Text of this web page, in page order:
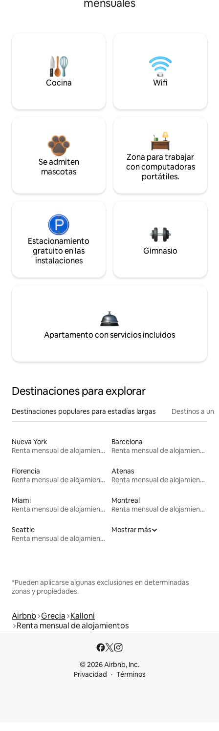
mensuales
Cocina Wifi
Se admiten
mascotas
Zona para trabajar
con computadoras
portátiles.
Estacionamiento
gratuito en las
instalaciones
Gimnasio
Apartamento con servicios incluidos
Destinaciones para explorar
Destinaciones populares para estadías largas Destinos a un
Nueva York
Renta mensual de alojamientos
Barcelona
Renta mensual de alojamientos
Florencia
Renta mensual de alojamientos
Atenas
Renta mensual de alojamientos
Miami
Renta mensual de alojamientos
Montreal
Renta mensual de alojamientos
Seattle
Renta mensual de alojamientos
Mostrar más
*Pueden aplicarse algunas exclusiones en determinadas
zonas y propiedades.
Airbnb Grecia Kalloni
Renta mensual de alojamientos
© 2026 Airbnb, Inc.
Privacidad
Términos